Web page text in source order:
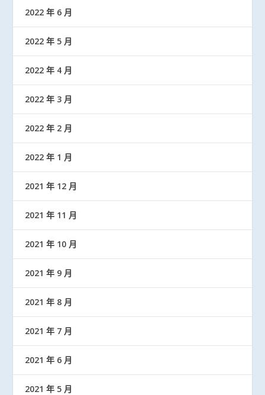
2022 年 6 月
2022 年 5 月
2022 年 4 月
2022 年 3 月
2022 年 2 月
2022 年 1 月
2021 年 12 月
2021 年 11 月
2021 年 10 月
2021 年 9 月
2021 年 8 月
2021 年 7 月
2021 年 6 月
2021 年 5 月